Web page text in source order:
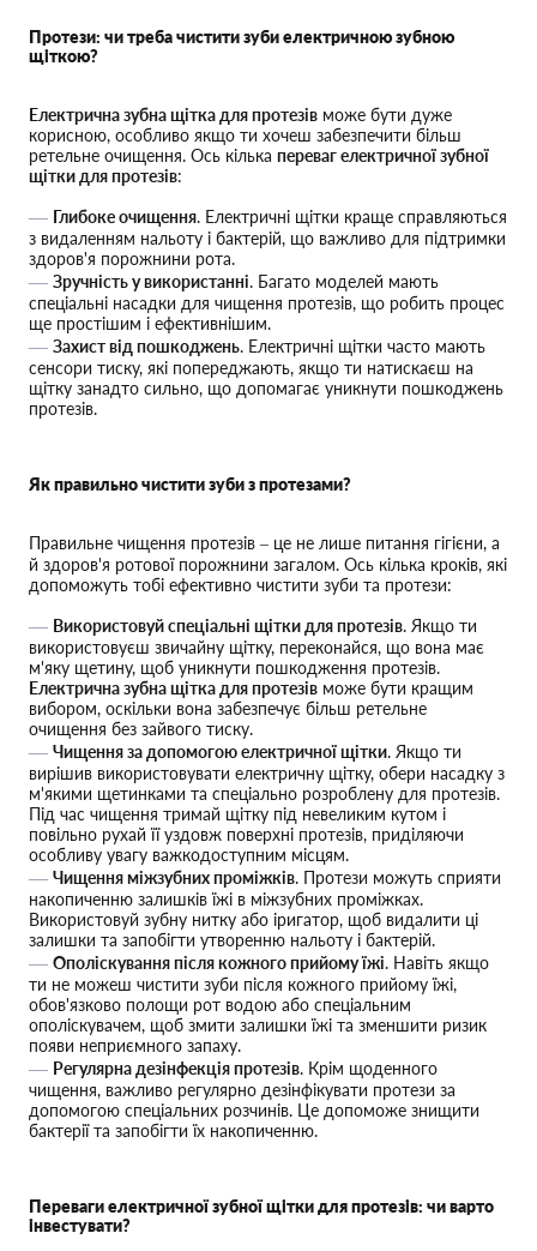
Протези: чи треба чистити зуби електричною зубною
щіткою?
Електрична зубна щітка для протезів може бути дуже
корисною, особливо якщо ти хочеш забезпечити більш
ретельне очищення. Ось кілька переваг електричної зубної
щітки для протезів:
Глибоке очищення. Електричні щітки краще справляються
з видаленням нальоту і бактерій, що важливо для підтримки
здоров'я порожнини рота.
Зручність у використанні. Багато моделей мають
спеціальні насадки для чищення протезів, що робить процес
ще простішим і ефективнішим.
Захист від пошкоджень. Електричні щітки часто мають
сенсори тиску, які попереджають, якщо ти натискаєш на
щітку занадто сильно, що допомагає уникнути пошкоджень
протезів.
Як правильно чистити зуби з протезами?
Правильне чищення протезів – це не лише питання гігієни, а
й здоров'я ротової порожнини загалом. Ось кілька кроків, які
допоможуть тобі ефективно чистити зуби та протези:
Використовуй спеціальні щітки для протезів. Якщо ти
використовуєш звичайну щітку, переконайся, що вона має
м'яку щетину, щоб уникнути пошкодження протезів.
Електрична зубна щітка для протезів може бути кращим
вибором, оскільки вона забезпечує більш ретельне
очищення без зайвого тиску.
Чищення за допомогою електричної щітки. Якщо ти
вирішив використовувати електричну щітку, обери насадку з
м'якими щетинками та спеціально розроблену для протезів.
Під час чищення тримай щітку під невеликим кутом і
повільно рухай її уздовж поверхні протезів, приділяючи
особливу увагу важкодоступним місцям.
Чищення міжзубних проміжків. Протези можуть сприяти
накопиченню залишків їжі в міжзубних проміжках.
Використовуй зубну нитку або іригатор, щоб видалити ці
залишки та запобігти утворенню нальоту і бактерій.
Ополіскування після кожного прийому їжі. Навіть якщо
ти не можеш чистити зуби після кожного прийому їжі,
обов'язково полощи рот водою або спеціальним
ополіскувачем, щоб змити залишки їжі та зменшити ризик
появи неприємного запаху.
Регулярна дезінфекція протезів. Крім щоденного
чищення, важливо регулярно дезінфікувати протези за
допомогою спеціальних розчинів. Це допоможе знищити
бактерії та запобігти їх накопиченню.
Переваги електричної зубної щітки для протезів: чи варто
інвестувати?